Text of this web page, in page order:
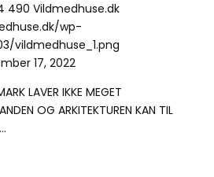
490 Vildmedhuse.dk
wp-
vildmedhuse_1.png
17, 2022
LAVER IKKE MEGET
OG ARKITEKTUREN KAN TIL